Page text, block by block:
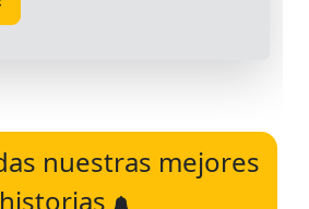
nuestras mejores
historias